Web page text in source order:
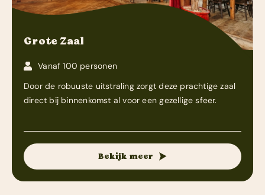
Grote Zaal
Vanaf 100 personen
Door de robuuste uitstraling zorgt deze prachtige zaal
direct bij binnenkomst al voor een gezellige sfeer.
Bekijk meer